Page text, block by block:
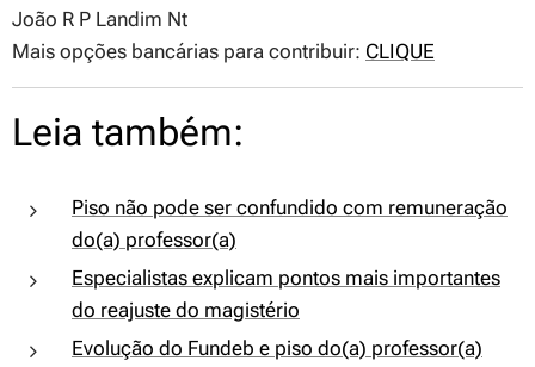
João R P Landim Nt
Mais opções bancárias para contribuir: CLIQUE
Leia também:
Piso não pode ser confundido com remuneração
do(a) professor(a)
Especialistas explicam pontos mais importantes
do reajuste do magistério
Evolução do Fundeb e piso do(a) professor(a)